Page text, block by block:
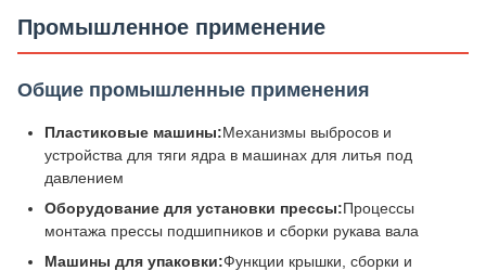
Промышленное применение
Общие промышленные применения
Пластиковые машины:Механизмы выбросов и
устройства для тяги ядра в машинах для литья под
давлением
Оборудование для установки прессы:Процессы
монтажа прессы подшипников и сборки рукава вала
Машины для упаковки:Функции крышки, сборки и